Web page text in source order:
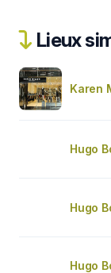
Lieux
Karen
Hugo
Hugo
Hugo